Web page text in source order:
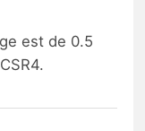
est de 0.5